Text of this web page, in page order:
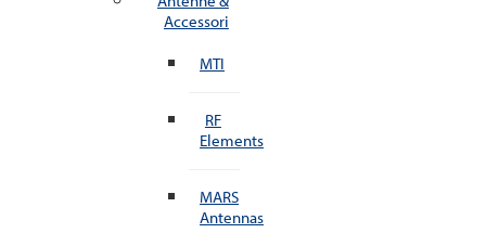
Accessori
MTI
RF
Elements
MARS
Antennas